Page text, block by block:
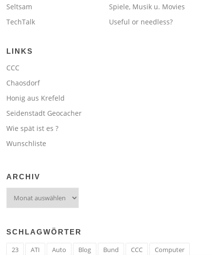
Seltsam
Spiele, Musik u. Movies
TechTalk
Useful or needless?
LINKS
CCC
Chaosdorf
Honig aus Krefeld
Seidenstadt Geocacher
Wie spät ist es ?
Wunschliste
ARCHIV
SCHLAGWÖRTER
23 ATI Auto Blog Bund CCC Computer